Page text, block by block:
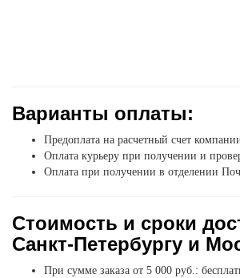
Варианты оплаты:
Предоплата на расчетный счет
Оплата курьеру при получении и
Оплата при получении в отделении
Стоимость и сроки
Санкт-Петербургу и
При сумме заказа от 5 000 руб.: